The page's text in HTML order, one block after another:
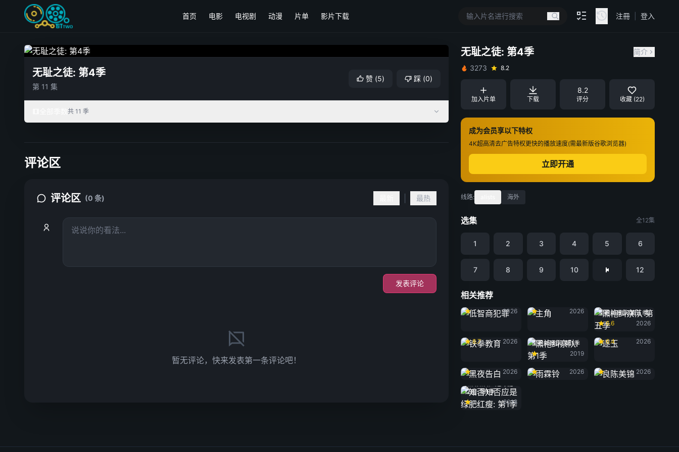
首页 电影 电视剧 动漫 片单 影片下载 注冊 登入
无耻之徒: 第4季
第 11 集
赞 (5) 踩 (0)
共 11 季
无耻之徒: 第4季
简介
3273
8.2
加入片单 下载
8.2
评分 收藏 (22)
成为会员享以下特权
4K超高清去广告特权更快的播放速度(需最新版谷歌浏览器)
立即开通
线路: 海外
选集 全12集
1 2 3 4 5 6
7 8 9 10 12
相关推荐
低智商犯罪
2026
2026
黑袍纠察队 第五季
6.6
2026
8.7
2026
黑袍纠察队: 第1季
2019
逐玉
6.4
2026
2026
雨霖铃
2026
2026
红瘦: 第1季
2018
评论区
评论区 (0 条) 最热
发表评论
暂无评论，快来发表第一条评论吧！